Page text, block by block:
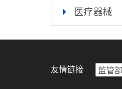
医疗器械
友情链接